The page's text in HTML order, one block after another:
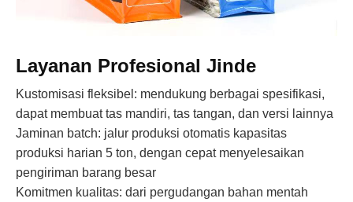
Layanan Profesional Jinde
Kustomisasi fleksibel: mendukung berbagai spesifikasi,
dapat membuat tas mandiri, tas tangan, dan versi lainnya
Jaminan batch: jalur produksi otomatis kapasitas
produksi harian 5 ton, dengan cepat menyelesaikan
pengiriman barang besar
Komitmen kualitas: dari pergudangan bahan mentah